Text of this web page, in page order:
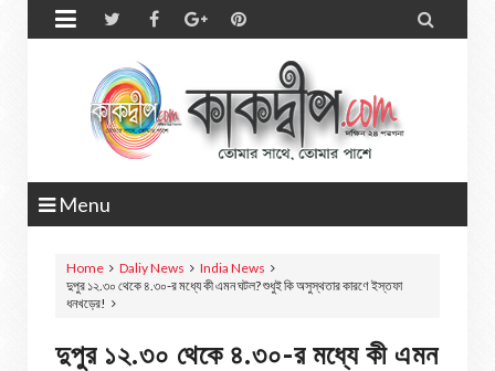
 
Menu
Home Daliy News
India News
দুপুর ১২.৩০ থেকে ৪.৩০-র মধ্যে কী এমন ঘটল? শুধুই কি অসুস্থতার কারণে ইস্তফা
ধনখড়ের!
দুপুর ১২.৩০ থেকে ৪.৩০-র মধ্যে কী এমন